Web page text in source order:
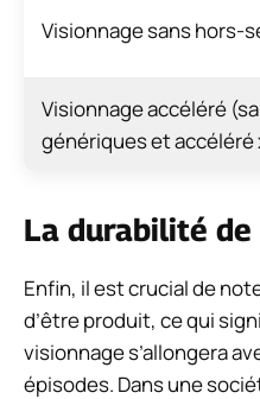
Visionnage sans hors-
Visionnage accéléré
génériques et accéléré
La durabilité de
Enfin, il est crucial de
d’être produit, ce qui
visionnage s’allongera
épisodes. Dans une